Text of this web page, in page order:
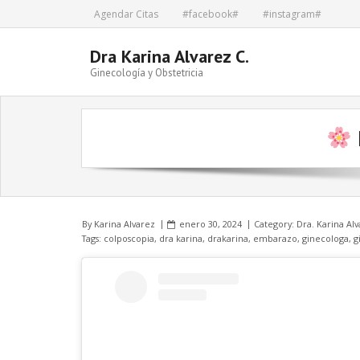
Agendar Citas #facebook# #instagram#
Dra Karina Alvarez C.
Ginecología y Obstetricia
By Karina Alvarez enero 30, 2024 Category: Dra. Karina
Tags: colposcopia, dra karina, drakarina, embarazo, ginecologa,